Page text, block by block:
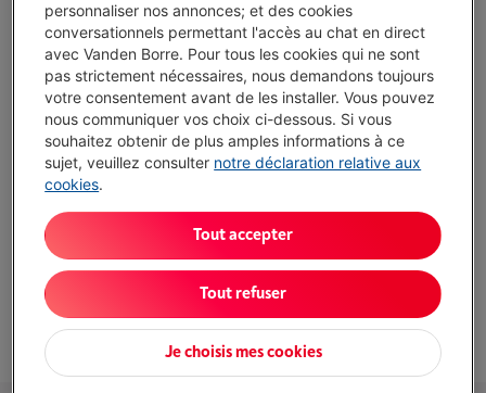
Comparer
Atouts
Couleur: Cyan
Existe également dans d'autres couleurs
Voir5couleurs
personnaliser nos annonces; et des cookies
conversationnels permettant l'accès au chat en direct
avec Vanden Borre. Pour tous les cookies qui ne sont
pas strictement nécessaires, nous demandons toujours
votre consentement avant de les installer. Vous pouvez
nous communiquer vos choix ci-dessous. Si vous
souhaitez obtenir de plus amples informations à ce
sujet, veuillez consulter notre déclaration relative aux
cookies.
Je choisis mes cookies
Tout refuser
Tout accepter